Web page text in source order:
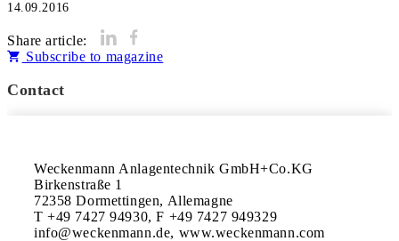
14.09.2016
Share article:
Subscribe to magazine
Contact
Weckenmann Anlagentechnik GmbH+Co.KG
Birkenstraße 1
72358 Dormettingen, Allemagne
T +49 7427 94930, F +49 7427 949329
info@weckenmann.de, www.weckenmann.com